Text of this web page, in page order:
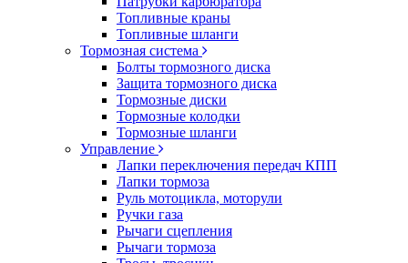
Топливные краны
Топливные шланги
Тормозная система
Болты тормозного диска
Защита тормозного диска
Тормозные диски
Тормозные колодки
Тормозные шланги
Управление
Лапки переключения передач КПП
Лапки тормоза
Руль мотоцикла, моторули
Ручки газа
Рычаги сцепления
Рычаги тормоза